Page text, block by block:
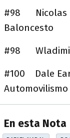
#98
Baloncesto
#98
#100 Dale
Automovilismo
En esta Nota